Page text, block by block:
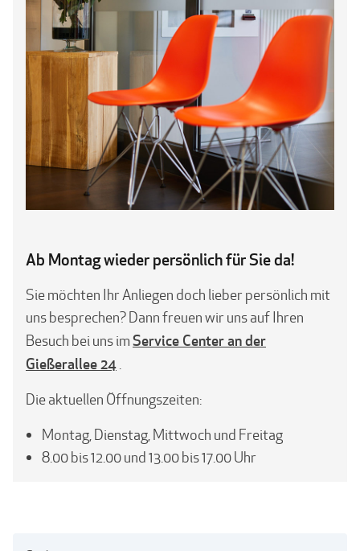
Ab Montag wieder persönlich für Sie da!
Sie möchten Ihr Anliegen doch lieber persönlich mit
uns besprechen? Dann freuen wir uns auf Ihren
Besuch bei uns imService Center an der
Gießerallee 24.
Die aktuellen Öffnungszeiten:
Montag, Dienstag, Mittwoch und Freitag
8.00 bis 12.00 und 13.00 bis 17.00 Uhr